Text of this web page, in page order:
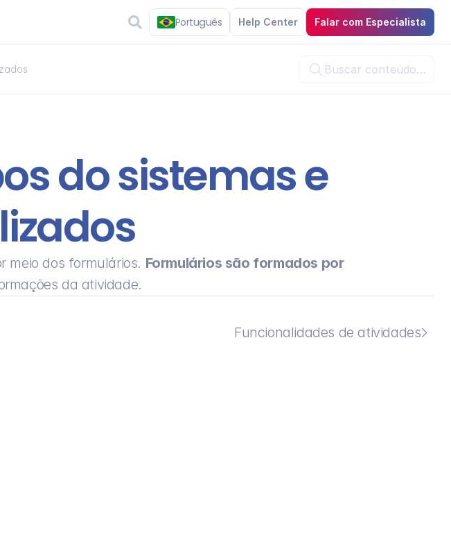
Português Help Center Falar com Especialista
 Buscar conteúdo…
do sistemas e
meio dos formulários. Formulários são formados por
da atividade.
Funcionalidades de atividades